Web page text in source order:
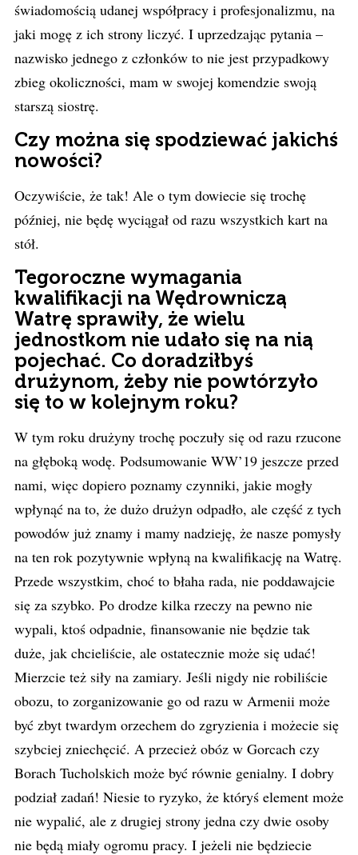
świadomością udanej współpracy i profesjonalizmu, na
jaki mogę z ich strony liczyć. I uprzedzając pytania –
nazwisko jednego z członków to nie jest przypadkowy
zbieg okoliczności, mam w swojej komendzie swoją
starszą siostrę.
Czy można się spodziewać jakichś
nowości?
Oczywiście, że tak! Ale o tym dowiecie się trochę
później, nie będę wyciągał od razu wszystkich kart na
stół.
Tegoroczne wymagania
kwalifikacji na Wędrowniczą
Watrę sprawiły, że wielu
jednostkom nie udało się na nią
pojechać. Co doradziłbyś
drużynom, żeby nie powtórzyło
się to w kolejnym roku?
W tym roku drużyny trochę poczuły się od razu rzucone
na głęboką wodę. Podsumowanie WW’19 jeszcze przed
nami, więc dopiero poznamy czynniki, jakie mogły
wpłynąć na to, że dużo drużyn odpadło, ale część z tych
powodów już znamy i mamy nadzieję, że nasze pomysły
na ten rok pozytywnie wpłyną na kwalifikację na Watrę.
Przede wszystkim, choć to błaha rada, nie poddawajcie
się za szybko. Po drodze kilka rzeczy na pewno nie
wypali, ktoś odpadnie, finansowanie nie będzie tak
duże, jak chcieliście, ale ostatecznie może się udać!
Mierzcie też siły na zamiary. Jeśli nigdy nie robiliście
obozu, to zorganizowanie go od razu w Armenii może
być zbyt twardym orzechem do zgryzienia i możecie się
szybciej zniechęcić. A przecież obóz w Gorcach czy
Borach Tucholskich może być równie genialny. I dobry
podział zadań! Niesie to ryzyko, że któryś element może
nie wypalić, ale z drugiej strony jedna czy dwie osoby
nie będą miały ogromu pracy. I jeżeli nie będziecie